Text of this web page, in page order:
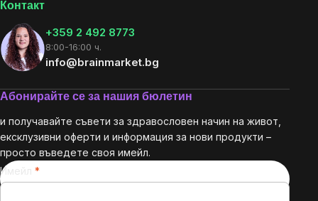
Контакт
+359 2 492 8773
8:00-16:00 ч.
info@brainmarket.bg
Абонирайте се за нашия бюлетин
и получавайте съвети за здравословен начин на живот,
ексклузивни оферти и информация за нови продукти –
просто въведете своя имейл.
Имейл